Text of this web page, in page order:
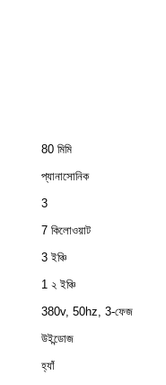
80 মিমি
প্যানাসোনিক
3
7 কিলোওয়াট
3 ইঞ্চি
1 ২ ইঞ্চি
380v, 50hz, 3-ফেজ
উইন্ডোজ
হ্যাঁ